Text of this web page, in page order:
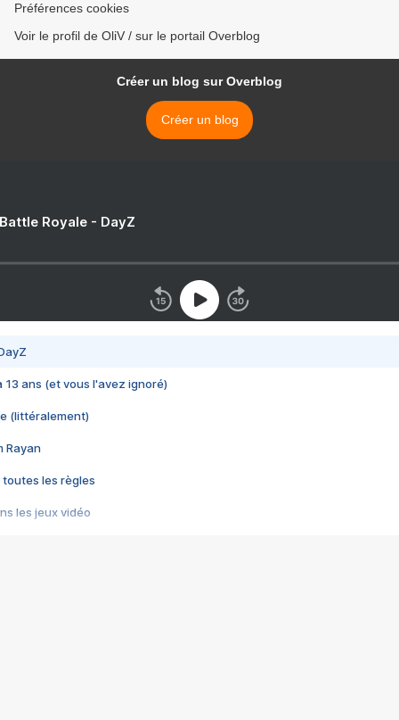
Préférences cookies
Voir le profil de OliV / sur le portail Overblog
Créer un blog sur Overblog
Créer un blog
Royale - DayZ
13 ans (et vous l'avez ignoré)
(littéralement)
Rayan
toutes les règles
les jeux vidéo